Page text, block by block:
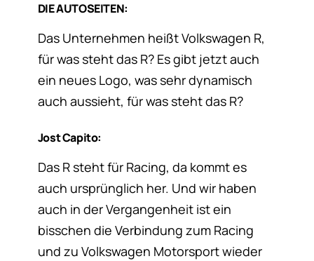
DIE AUTOSEITEN:
Das Unternehmen heißt Volkswagen R,
für was steht das R? Es gibt jetzt auch
ein neues Logo, was sehr dynamisch
auch aussieht, für was steht das R?
Jost Capito:
Das R steht für Racing, da kommt es
auch ursprünglich her. Und wir haben
auch in der Vergangenheit ist ein
bisschen die Verbindung zum Racing
und zu Volkswagen Motorsport wieder